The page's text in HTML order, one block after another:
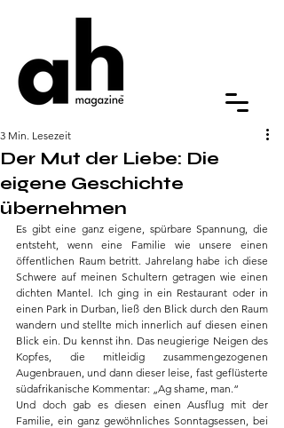
Der Mut der Liebe: Die
eigene Geschichte
übernehmen
3 Min. Lesezeit
Es gibt eine ganz eigene, spürbare Spannung, die
entsteht, wenn eine Familie wie unsere einen
öffentlichen Raum betritt. Jahrelang habe ich diese
Schwere auf meinen Schultern getragen wie einen
dichten Mantel. Ich ging in ein Restaurant oder in
einen Park in Durban, ließ den Blick durch den Raum
wandern und stellte mich innerlich auf diesen einen
Blick ein. Du kennst ihn. Das neugierige Neigen des
Kopfes, die mitleidig zusammengezogenen
Augenbrauen, und dann dieser leise, fast geflüsterte
südafrikanische Kommentar: „Ag shame, man.“
Und doch gab es diesen einen Ausflug mit der
Familie, ein ganz gewöhnliches Sonntagsessen, bei